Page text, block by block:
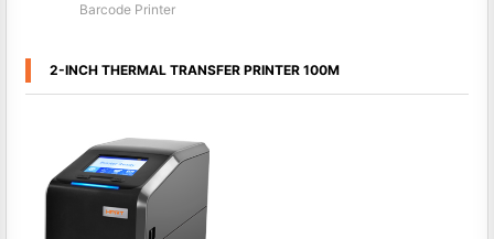
Barcode Printer
2-INCH THERMAL TRANSFER PRINTER 100M